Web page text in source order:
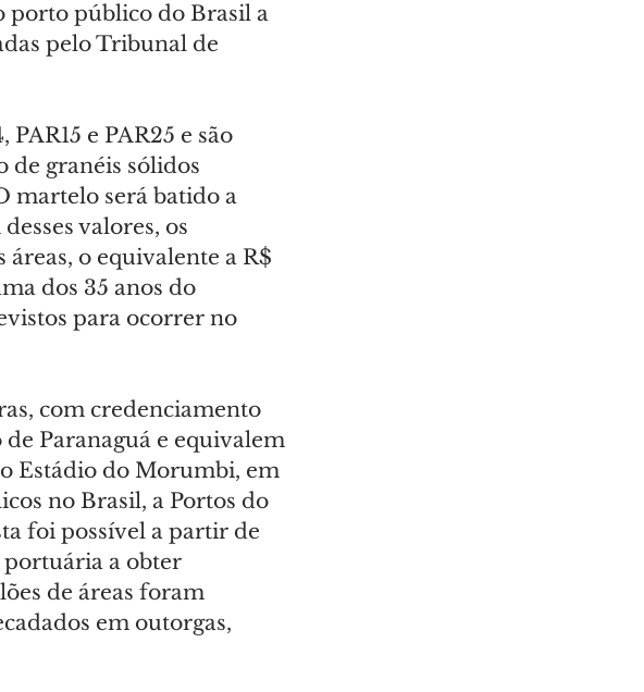
porto público do Brasil a
pelo Tribunal de
e PAR25 e são
de granéis sólidos
martelo será batido a
valores, os
o equivalente a R$
dos 35 anos do
para ocorrer no
com credenciamento
Paranaguá e equivalem
Estádio do Morumbi, em
no Brasil, a Portos do
foi possível a partir de
portuária a obter
de áreas foram
em outorgas,